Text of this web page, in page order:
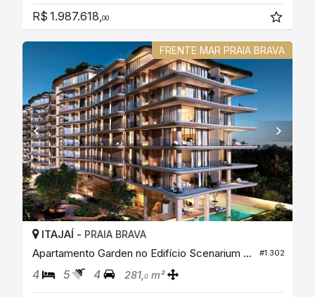
R$ 1.987.618, 00
FRENTE MAR PRAIA BRAVA
#1.302
ITAJAÍ - PRAIA BRAVA
Apartamento Garden no Edifício Scenarium Brava Norte
4 5 4 281,0 m²